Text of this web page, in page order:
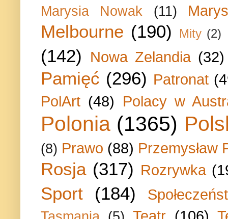
Marysia Nowak (11)
Melbourne (190) Mity (2)
(142) Nowa Zelandia (32)
Pamięć (296) Patronat
PolArt (48) Polacy w
Polonia (1365)
(8) Prawo (88) Przemysław
Rosja (317) Rozrywka
Sport (184)
Teatr (106)